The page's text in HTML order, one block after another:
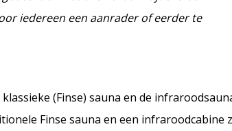
iedereen een aanrader of eerder te
(Finse) sauna en de
Finse sauna en een infraroodcabine